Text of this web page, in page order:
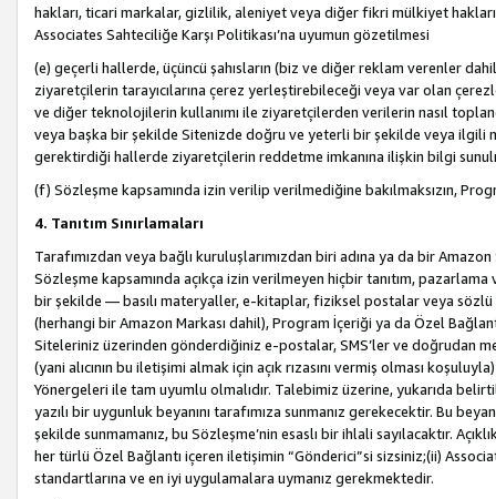
hakları, ticari markalar, gizlilik, aleniyet veya diğer fikri mülkiyet
Associates Sahteciliğe Karşı Politikası’na uyumun gözetilmesi
(e) geçerli hallerde, üçüncü şahısların (biz ve diğer reklam verenler
ziyaretçilerin tarayıcılarına çerez yerleştirebileceği veya var olan
ve diğer teknolojilerin kullanımı ile ziyaretçilerden verilerin nasıl
veya başka bir şekilde Sitenizde doğru ve yeterli bir şekilde veya ilgili
gerektirdiği hallerde ziyaretçilerin reddetme imkanına ilişkin bilgi
(f) Sözleşme kapsamında izin verilip verilmediğine bakılmaksızın,
4. Tanıtım Sınırlamaları
Tarafımızdan veya bağlı kuruluşlarımızdan biri adına ya da bir
Sözleşme kapsamında açıkça izin verilmeyen hiçbir tanıtım,
bir şekilde — basılı materyaller, e-kitaplar, fiziksel postalar veya sözlü
(herhangi bir Amazon Markası dahil), Program İçeriği ya da Özel
Siteleriniz üzerinden gönderdiğiniz e-postalar, SMS’ler ve doğrudan
(yani alıcının bu iletişimi almak için açık rızasını vermiş olması
Yönergeleri ile tam uyumlu olmalıdır. Talebimiz üzerine, yukarıda
yazılı bir uygunluk beyanını tarafımıza sunmanız gerekecektir. Bu
şekilde sunmamanız, bu Sözleşme’nin esaslı bir ihlali sayılacaktır.
her türlü Özel Bağlantı içeren iletişimin “Gönderici”si sizsiniz;(ii)
standartlarına ve en iyi uygulamalara uymanız gerekmektedir.